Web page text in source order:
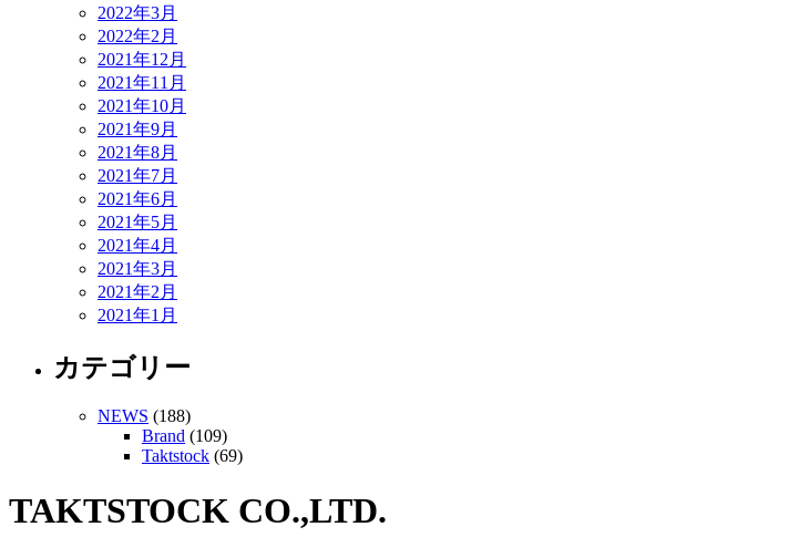
2022年3月
2022年2月
2021年12月
2021年11月
2021年10月
2021年9月
2021年8月
2021年7月
2021年6月
2021年5月
2021年4月
2021年3月
2021年2月
2021年1月
カテゴリー
NEWS (188)
Brand (109)
Taktstock (69)
TAKTSTOCK CO.,LTD.